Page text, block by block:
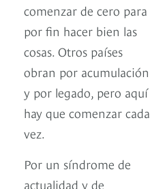
comenzar de cero para
por fin hacer bien las
cosas. Otros países
obran por acumulación
y por legado, pero aquí
hay que comenzar cada
vez.
Por un síndrome de
actualidad y de